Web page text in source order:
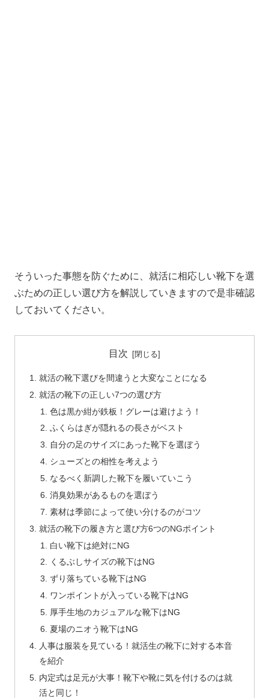
そういった事態を防ぐために、就活に相応しい靴下を選
ぶための正しい選び方を解説していきますので是非確認
しておいてください。
目次
就活の靴下選びを間違うと大変なことになる
就活の靴下の正しい7つの選び方
色は黒か紺が鉄板！グレーは避けよう！
ふくらはぎが隠れるの長さがベスト
自分の足のサイズにあった靴下を選ぼう
シューズとの相性を考えよう
なるべく新調した靴下を履いていこう
消臭効果があるものを選ぼう
素材は季節によって使い分けるのがコツ
就活の靴下の履き方と選び方6つのNGポイント
白い靴下は絶対にNG
くるぶしサイズの靴下はNG
ずり落ちている靴下はNG
ワンポイントが入っている靴下はNG
厚手生地のカジュアルな靴下はNG
夏場のニオう靴下はNG
人事は服装を見ている！就活生の靴下に対する本音
を紹介
内定式は足元が大事！靴下や靴に気を付けるのは就
活と同じ！